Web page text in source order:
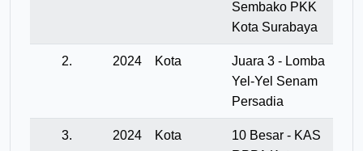
Sembako PKK
Kota Surabaya
2. 2024 Kota
Juara 3 - Lomba
Yel-Yel Senam
Persadia
3. 2024 Kota
10 Besar - KAS